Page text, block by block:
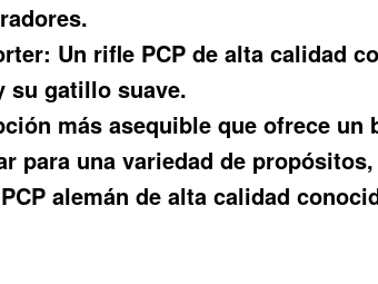
Un rifle PCP de alta calidad
su gatillo suave.
más asequible que ofrece
para una variedad de
alemán de alta calidad